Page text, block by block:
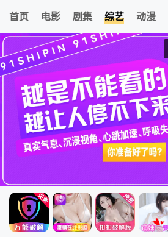
首页 电影 剧集 综艺 动漫
我的观影记录
群英会2026
清空